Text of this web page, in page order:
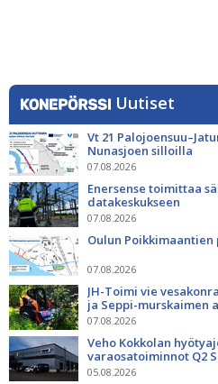
Uutiset
Vt 21
Nunasjoen silloilla
07.08.2026
Enersense toimittaa
datakeskukseen
07.08.2026
Oulun
07.08.2026
JH-Toimi vie
ja Seppi-murskaimen
07.08.2026
Veho Kokkolan
varaosatoiminnot Q2
05.08.2026